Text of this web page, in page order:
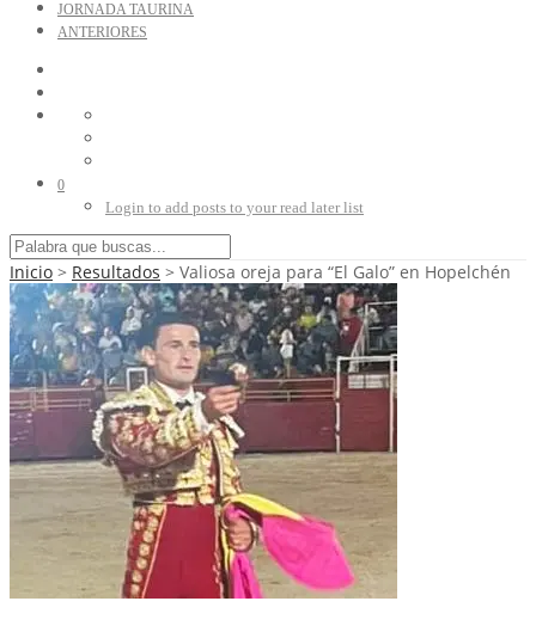
JORNADA TAURINA
ANTERIORES
0
Login to add posts to your read later list
Inicio > Resultados > Valiosa oreja para “El Galo” en Hopelchén